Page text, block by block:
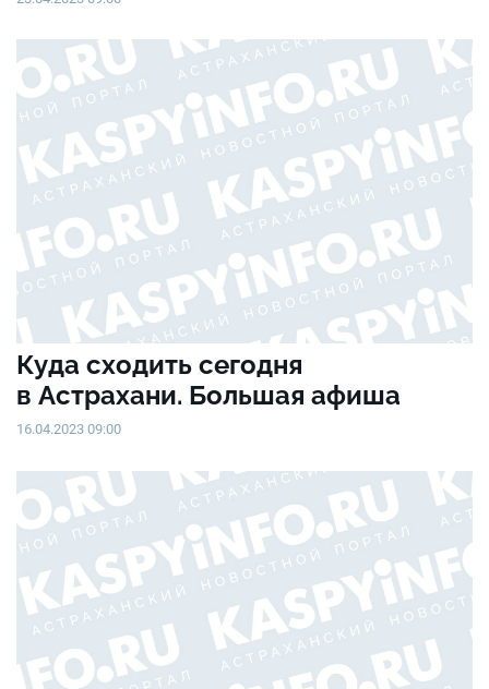
Куда сходить сегодня
в Астрахани. Большая афиша
16.04.2023 09:00